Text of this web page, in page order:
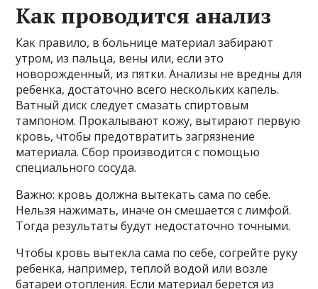
Как проводится анализ
Как правило, в больнице материал забирают
утром, из пальца, вены или, если это
новорожденный, из пятки. Анализы не вредны для
ребенка, достаточно всего нескольких капель.
Ватный диск следует смазать спиртовым
тампоном. Прокалывают кожу, вытирают первую
кровь, чтобы предотвратить загрязнение
материала. Сбор производится с помощью
специального сосуда.
Важно: кровь должна вытекать сама по себе.
Нельзя нажимать, иначе он смешается с лимфой.
Тогда результаты будут недостаточно точными.
Чтобы кровь вытекла сама по себе, согрейте руку
ребенка, например, теплой водой или возле
батареи отопления. Если материал берется из